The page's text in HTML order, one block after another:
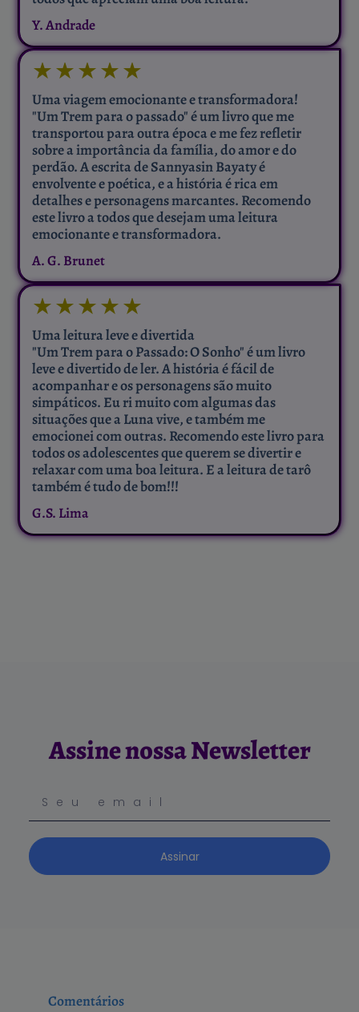
Y. Andrade
★★★★★
Uma viagem emocionante e transformadora!
"Um Trem para o passado" é um livro que me
transportou para outra época e me fez refletir
sobre a importância da família, do amor e do
perdão. A escrita de Sannyasin Bayaty é
envolvente e poética, e a história é rica em
detalhes e personagens marcantes. Recomendo
este livro a todos que desejam uma leitura
emocionante e transformadora.
A. G. Brunet
★★★★★
Uma leitura leve e divertida
"Um Trem para o Passado: O Sonho" é um livro
leve e divertido de ler. A história é fácil de
acompanhar e os personagens são muito
simpáticos. Eu ri muito com algumas das
situações que a Luna vive, e também me
emocionei com outras. Recomendo este livro para
todos os adolescentes que querem se divertir e
relaxar com uma boa leitura. E a leitura de tarô
também é tudo de bom!!!
G.S. Lima
Assine nossa Newsletter
Assinar
Comentários